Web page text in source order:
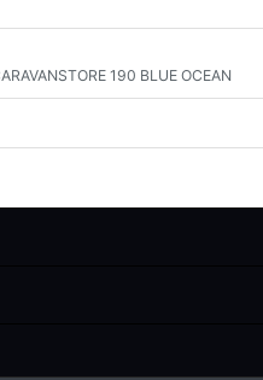
190 BLUE OCEAN